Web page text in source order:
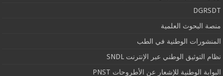
DGRSDT
منصة البحوث العلمية
المنشورات الوطنية في الطب
نظام التوثيق الوطني عبر الإنترنت SNDL
البوابة الوطنية للإشعار عن الأطروحات PNST